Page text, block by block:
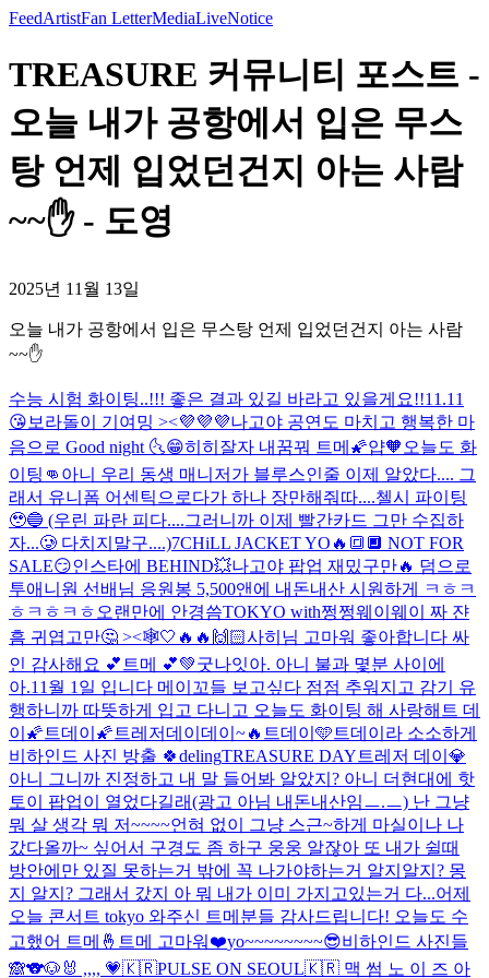
FeedArtistFan LetterMediaLiveNotice
TREASURE 커뮤니티 포스트 -
오늘 내가 공항에서 입은 무스
탕 언제 입었던건지 아는 사람
~~✋️ - 도영
2025년 11월 13일
오늘 내가 공항에서 입은 무스탕 언제 입었던건지 아는 사람
~~✋️
수능 시험 화이팅..!!! 좋은 결과 있길 바라고 있을게요!!11.11
😘 보라돌이 기여밍 ><💜💜💜나고야 공연도 마치고 행복한 마
음으로 Good night 🌜😁히히 잘자 내꿈꿔 트메🌠얍🧡 오늘도 화
이팅👊 아니 우리 동생 매니저가 블루스인줄 이제 알았다.... 그
래서 유니폼 어센틱으로다가 하나 장만해줘따....첼시 파이팅
🥹🔵 (우린 파란 피다....그러니까 이제 빨간카드 그만 수집하
자...🥲 다치지말구....)7CHiLL JACKET YO🔥🔳🔲 NOT FOR
SALE😏인스타에 BEHIND💥나고야 팝업 재밌구만🔥 덤으로
투애니원 선배님 응원봉 5,500앤에 내돈내산 시원하게 ㅋㅎㅋ
ㅎㅋㅎㅋㅎ 오랜만에 안경씀TOKYO with쩡쩡웨이웨이 짜 쟌
흠 귀엽고만🤔 ><🕸️🤍 🔥🔥 🙌🏻사히님 고마워 좋아합니다 싸
인 감사해요 💕 트메 💕💚굿나잇아. 아니 불과 몇분 사이에
아.11월 1일 입니다 메이꼬들 보고싶다 점점 추워지고 감기 유
행하니까 따뜻하게 입고 다니고 오늘도 화이팅 해 사랑해 트 데
이 🌠트데이🌠 트레저데이데이~🔥 트데이🩵 트데이라 소소하게
비하인드 사진 방출 🍀delingTREASURE DAY 트레저 데이💎
아니 그니까 진정하고 내 말 들어봐 알았지? 아니 더현대에 핫
토이 팝업이 열었다길래(광고 아님 내돈내산임ㅡ.ㅡ) 난 그냥
뭐 살 생각 뭐 저~~~~언혀 없이 그냥 스근~하게 마실이나 나
갔다올까~ 싶어서 구경도 좀 하구 웅웅 알잖아 또 내가 쉴때
방안에만 있질 못하는거 밖에 꼭 나가야하는거 알지알지? 몽
지 알지? 그래서 갔지 아 뭐 내가 이미 가지고있는거 다...어제
오늘 콘서트 tokyo 와주신 트메분들 감사드립니다! 오늘도 수
고했어 트메🤞 트메 고마워❤️yo~~~~~~~~😎비하인드 사진들
🙈🐨🐶🐰 ,,,, 💗🇰🇷PULSE ON SEOUL🇰🇷 맥 썸 노 이 즈 아